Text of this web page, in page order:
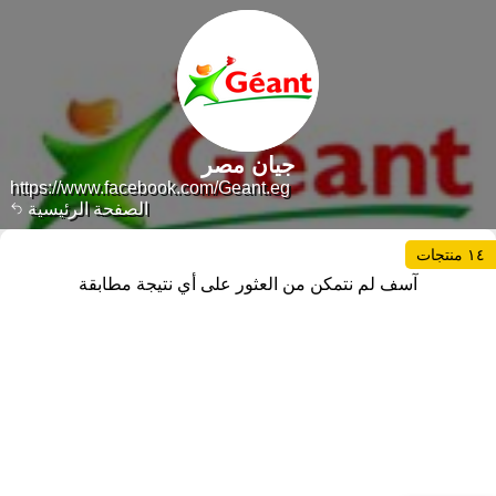
الصفحة الرئيسية
https://www.facebook.com/Geant.eg
جيان مصر
١٤ منتجات
آسف لم نتمكن من العثور على أي نتيجة مطابقة